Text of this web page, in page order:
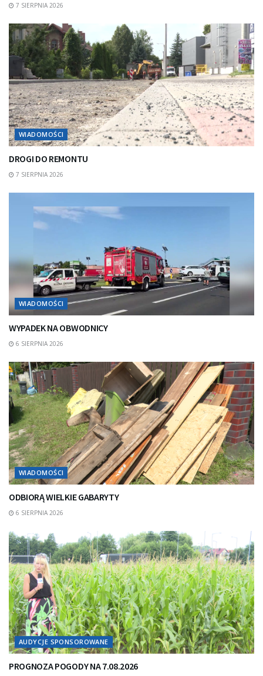
7 SIERPNIA 2026
WIADOMOŚCI
DROGI DO REMONTU
7 SIERPNIA 2026
WIADOMOŚCI
WYPADEK NA OBWODNICY
6 SIERPNIA 2026
WIADOMOŚCI
ODBIORĄ WIELKIE GABARYTY
6 SIERPNIA 2026
AUDYCJE SPONSOROWANE
PROGNOZA POGODY NA 7.08.2026